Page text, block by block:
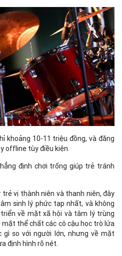
khoảng 10-11 triệu đồng, và đăng
offline tùy điều kiện.
định chơi trống giúp trẻ tránh
vị thành niên và thanh niên, đây
sinh lý phức tạp nhất, và không
về mặt xã hội và tâm lý trùng
mặt thể chất các cô cậu học trò lứa
gì so với người lớn, nhưng về mặt
định hình rõ nét.